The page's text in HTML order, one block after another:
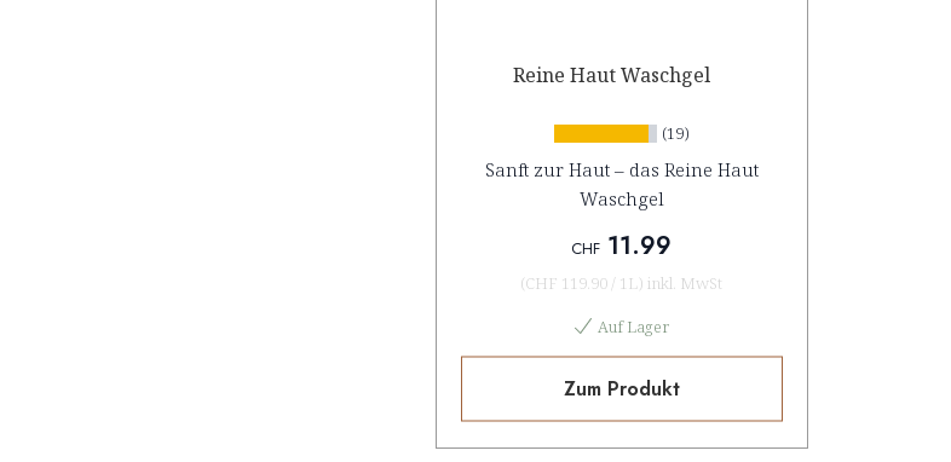
Reine Haut Waschgel
(19)
Sanft zur Haut – das Reine Haut
Waschgel
CHF 11.99
(CHF 119.90 / 1L) inkl. MwSt
Auf Lager
Zum Produkt